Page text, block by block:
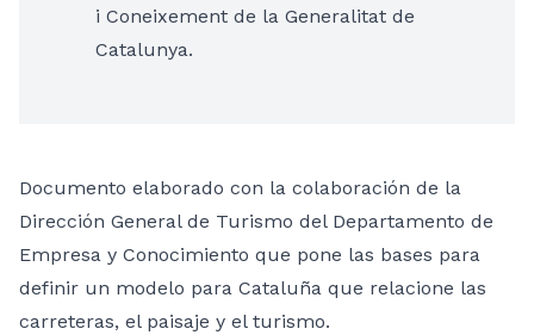
i Coneixement de la Generalitat de
Catalunya.
Documento elaborado con la colaboración de la
Dirección General de Turismo del Departamento de
Empresa y Conocimiento que pone las bases para
definir un modelo para Cataluña que relacione las
carreteras, el paisaje y el turismo.